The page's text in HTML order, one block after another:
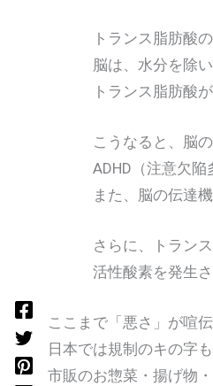
トランス脂肪酸の影
脳は、水分を除いた
トランス脂肪酸が体
こうなると、脳の活
ADHD（注意欠陥多
また、脳の伝達機能
さらに、トランス脂
活性酸素を発生させ
ここまで「悪さ」が喧
日本では規制のキの字
市販のお惣菜・揚げ物